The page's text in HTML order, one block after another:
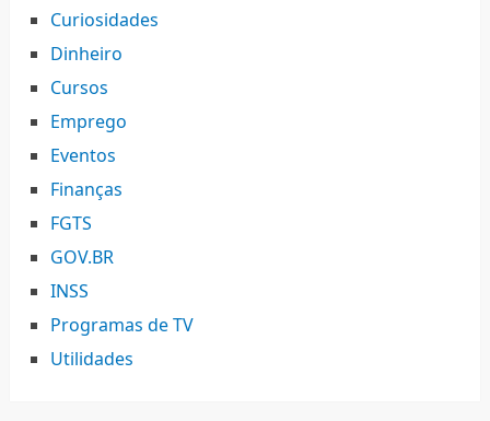
Curiosidades
Dinheiro
Cursos
Emprego
Eventos
Finanças
FGTS
GOV.BR
INSS
Programas de TV
Utilidades